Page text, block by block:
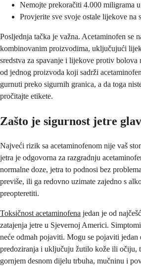
Nemojte prekoračiti 4.000 miligrama
Provjerite sve svoje ostale lijekove na
Posljednja tačka je važna. Acetaminofen se
kombinovanim proizvodima, uključujući
sredstva za spavanje i lijekove protiv bolova
od jednog proizvoda koji sadrži
gurnuti preko sigurnih granica, a da toga
pročitajte etikete.
Zašto je sigurnost jetre
Najveći rizik sa acetaminofenom nije vaš
jetra je odgovorna za razgradnju
normalne doze, jetra to podnosi bez
previše, ili ga redovno uzimate zajedno s
preopteretiti.
Toksičnost acetaminofena jedan je od
zatajenja jetre u Sjevernoj Americi.
neće odmah pojaviti. Mogu se pojaviti jedan
predoziranja i uključuju žutilo kože ili očiju,
gornjem desnom dijelu trbuha, mučninu i